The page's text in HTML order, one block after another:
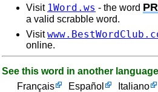
Visit 1Word.ws - the word
a valid scrabble word.
Visit
online.
See this word in another language
Français
Español Italiano